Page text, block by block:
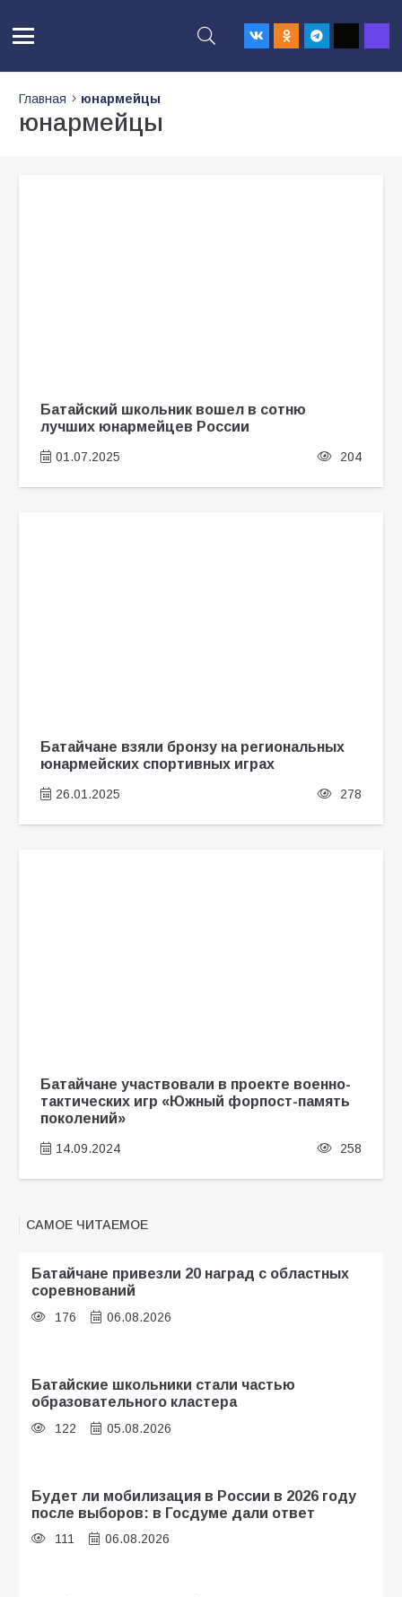
Главная юнармейцы
юнармейцы
Батайский школьник вошел в сотню
лучших юнармейцев России
01.07.2025 204
Батайчане взяли бронзу на региональных
юнармейских спортивных играх
26.01.2025 278
Батайчане участвовали в проекте военно-
тактических игр «Южный форпост-память
поколений»
14.09.2024 258
САМОЕ ЧИТАЕМОЕ
Батайчане привезли 20 наград с областных
соревнований
176 06.08.2026
Батайские школьники стали частью
образовательного кластера
122 05.08.2026
Будет ли мобилизация в России в 2026 году
после выборов: в Госдуме дали ответ
111 06.08.2026